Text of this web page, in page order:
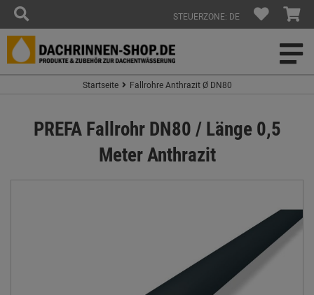
STEUERZONE: DE
Startseite Fallrohre Anthrazit Ø DN80
PREFA Fallrohr DN80 / Länge 0,5
Meter Anthrazit